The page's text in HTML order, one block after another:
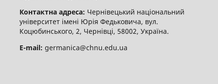
Контактна адреса: Чернівецький національний
університет імені Юрія Федьковича, вул.
Коцюбинського, 2, Чернівці, 58002, Україна.
E-mail: germanica@chnu.edu.ua